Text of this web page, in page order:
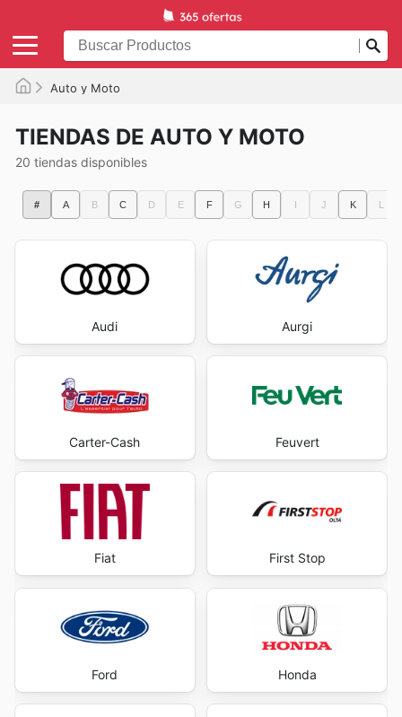
Auto y Moto
TIENDAS DE AUTO Y MOTO
20 tiendas disponibles
# A B C D E F G H I J K L
Audi Aurgi
Carter-Cash Feuvert
Fiat First Stop
Ford Honda